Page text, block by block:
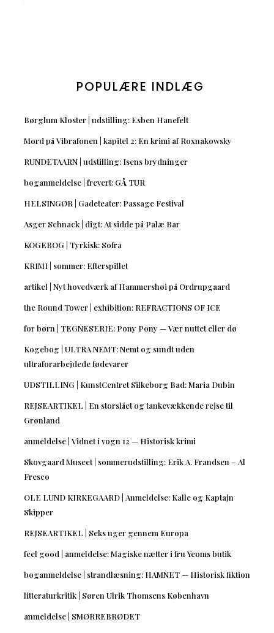
POPULÆRE INDLÆG
Børglum Kloster | udstilling: Esben Hanefelt
Mord på Vibrafonen | kapitel 2: En krimi af Roxnakowsky
RUNDETAARN | udstilling: Isens brydninger
boganmeldelse | frevert: GÅ TUR
HELSINGØR | Gadeteater: Passage Festival
Asger Schnack | digt: At sidde på Palæ Bar
KOGEBOG | Tyrkisk: Sofra
KRIMI | sommer: Efterspillet
artikel | Nyt hovedværk af Hammershøi på Ordrupgaard
the Round Tower | exhibition: REFRACTIONS OF ICE
for børn | TEGNESERIE: Pony Pony — Vær nuttet eller dø
Kogebog | ULTRA NEMT: Nemt og sundt uden
ultraforarbejdede fødevarer
UDSTILLING | KunstCentret Silkeborg Bad: Maria Dubin
REJSEARTIKEL | En storslået og tankevækkende rejse til
Grønland
anmeldelse | Vidnet i vogn 12 — Historisk krimi
Skovgaard Museet | sommerudstilling: Erik A. Frandsen – Al
Fresco
OLE LUND KIRKEGAARD | Anmeldelse: Kalle og Kaptajn
Skipper
REJSEARTIKEL | Seks uger gennem Europa
feel good | anmeldelse: Magiske nætter i fru Yeoms butik
boganmeldelse | strandlæsning: HAMNET — Historisk fiktion
litteraturkritik | Søren Ulrik Thomsens København
anmeldelse | SMØRREBRØDET